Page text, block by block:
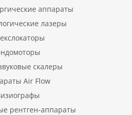
аппараты
лазеры
скалеры
Air Flow
рентген-аппараты